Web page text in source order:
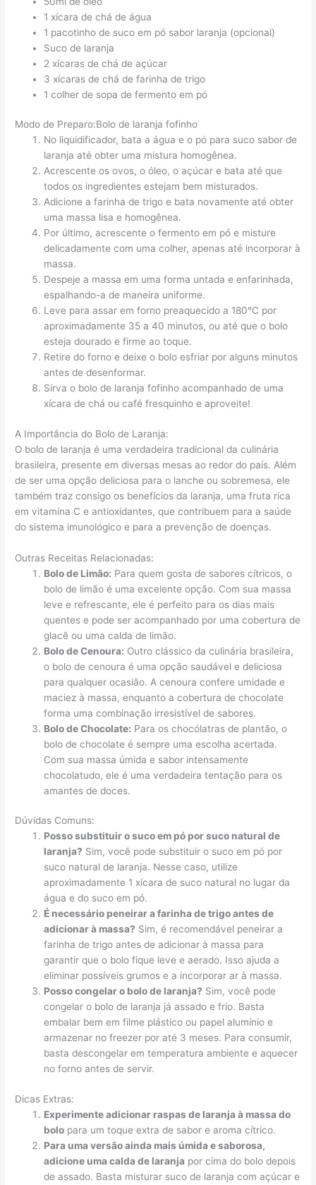
1 xícara de chá de água
1 pacotinho de suco em pó sabor laranja (opcional)
Suco de laranja
2 xícaras de chá de açúcar
3 xícaras de chá de farinha de trigo
1 colher de sopa de fermento em pó
Modo de Preparo:Bolo de laranja fofinho
No liquidificador, bata a água e o pó para suco sabor de
laranja até obter uma mistura homogênea.
Acrescente os ovos, o óleo, o açúcar e bata até que
todos os ingredientes estejam bem misturados.
Adicione a farinha de trigo e bata novamente até obter
uma massa lisa e homogênea.
Por último, acrescente o fermento em pó e misture
delicadamente com uma colher, apenas até incorporar à
massa.
Despeje a massa em uma forma untada e enfarinhada,
espalhando-a de maneira uniforme.
Leve para assar em forno preaquecido a 180°C por
aproximadamente 35 a 40 minutos, ou até que o bolo
esteja dourado e firme ao toque.
Retire do forno e deixe o bolo esfriar por alguns minutos
antes de desenformar.
Sirva o bolo de laranja fofinho acompanhado de uma
xícara de chá ou café fresquinho e aproveite!
A Importância do Bolo de Laranja:
O bolo de laranja é uma verdadeira tradicional da culinária
brasileira, presente em diversas mesas ao redor do país. Além
de ser uma opção deliciosa para o lanche ou sobremesa, ele
também traz consigo os benefícios da laranja, uma fruta rica
em vitamina C e antioxidantes, que contribuem para a saúde
do sistema imunológico e para a prevenção de doenças.
Outras Receitas Relacionadas:
Bolo de Limão: Para quem gosta de sabores cítricos, o
bolo de limão é uma excelente opção. Com sua massa
leve e refrescante, ele é perfeito para os dias mais
quentes e pode ser acompanhado por uma cobertura de
glacê ou uma calda de limão.
Bolo de Cenoura: Outro clássico da culinária brasileira,
o bolo de cenoura é uma opção saudável e deliciosa
para qualquer ocasião. A cenoura confere umidade e
maciez à massa, enquanto a cobertura de chocolate
forma uma combinação irresistível de sabores.
Bolo de Chocolate: Para os chocólatras de plantão, o
bolo de chocolate é sempre uma escolha acertada.
Com sua massa úmida e sabor intensamente
chocolatudo, ele é uma verdadeira tentação para os
amantes de doces.
Dúvidas Comuns:
Posso substituir o suco em pó por suco natural de
laranja? Sim, você pode substituir o suco em pó por
suco natural de laranja. Nesse caso, utilize
aproximadamente 1 xícara de suco natural no lugar da
água e do suco em pó.
É necessário peneirar a farinha de trigo antes de
adicionar à massa? Sim, é recomendável peneirar a
farinha de trigo antes de adicionar à massa para
garantir que o bolo fique leve e aerado. Isso ajuda a
eliminar possíveis grumos e a incorporar ar à massa.
Posso congelar o bolo de laranja? Sim, você pode
congelar o bolo de laranja já assado e frio. Basta
embalar bem em filme plástico ou papel alumínio e
armazenar no freezer por até 3 meses. Para consumir,
basta descongelar em temperatura ambiente e aquecer
no forno antes de servir.
Dicas Extras:
Experimente adicionar raspas de laranja à massa do
bolo para um toque extra de sabor e aroma cítrico.
Para uma versão ainda mais úmida e saborosa,
adicione uma calda de laranja por cima do bolo depois
de assado. Basta misturar suco de laranja com açúcar e